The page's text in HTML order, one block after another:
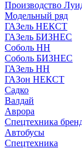
Производство
Модельный ряд
ГАЗель НЕКСТ
ГАЗель БИЗНЕС
Соболь НН
Соболь БИЗНЕС
ГАЗель НН
ГАЗон НЕКСТ
Садко
Валдай
Аврора
Спецтехника
Автобусы
Спецтехника